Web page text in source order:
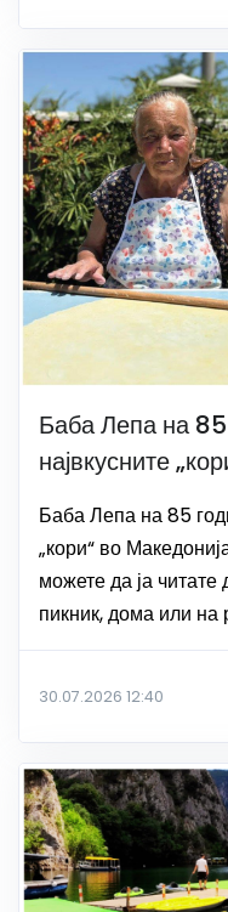
Баба Лепа на
највкусните
Баба Лепа на 85
„кори“ во
можете да ја
пикник, дома или на
30.07.2026 12:40